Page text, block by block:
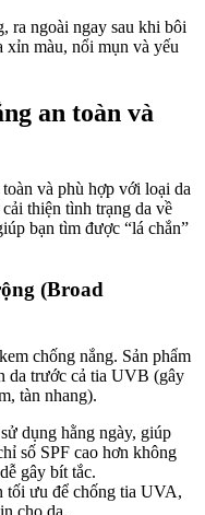
ra ngoài ngay sau khi bôi
xỉn màu, nổi mụn và yếu
an toàn và
và phù hợp với loại da
thiện tình trạng da về
bạn tìm được “lá chắn”
(Broad
chống nắng. Sản phẩm
da trước cả tia UVB (gây
tàn nhang).
dụng hằng ngày, giúp
số SPF cao hơn không
gây bít tắc.
tối ưu để chống tia UVA,
cho da.